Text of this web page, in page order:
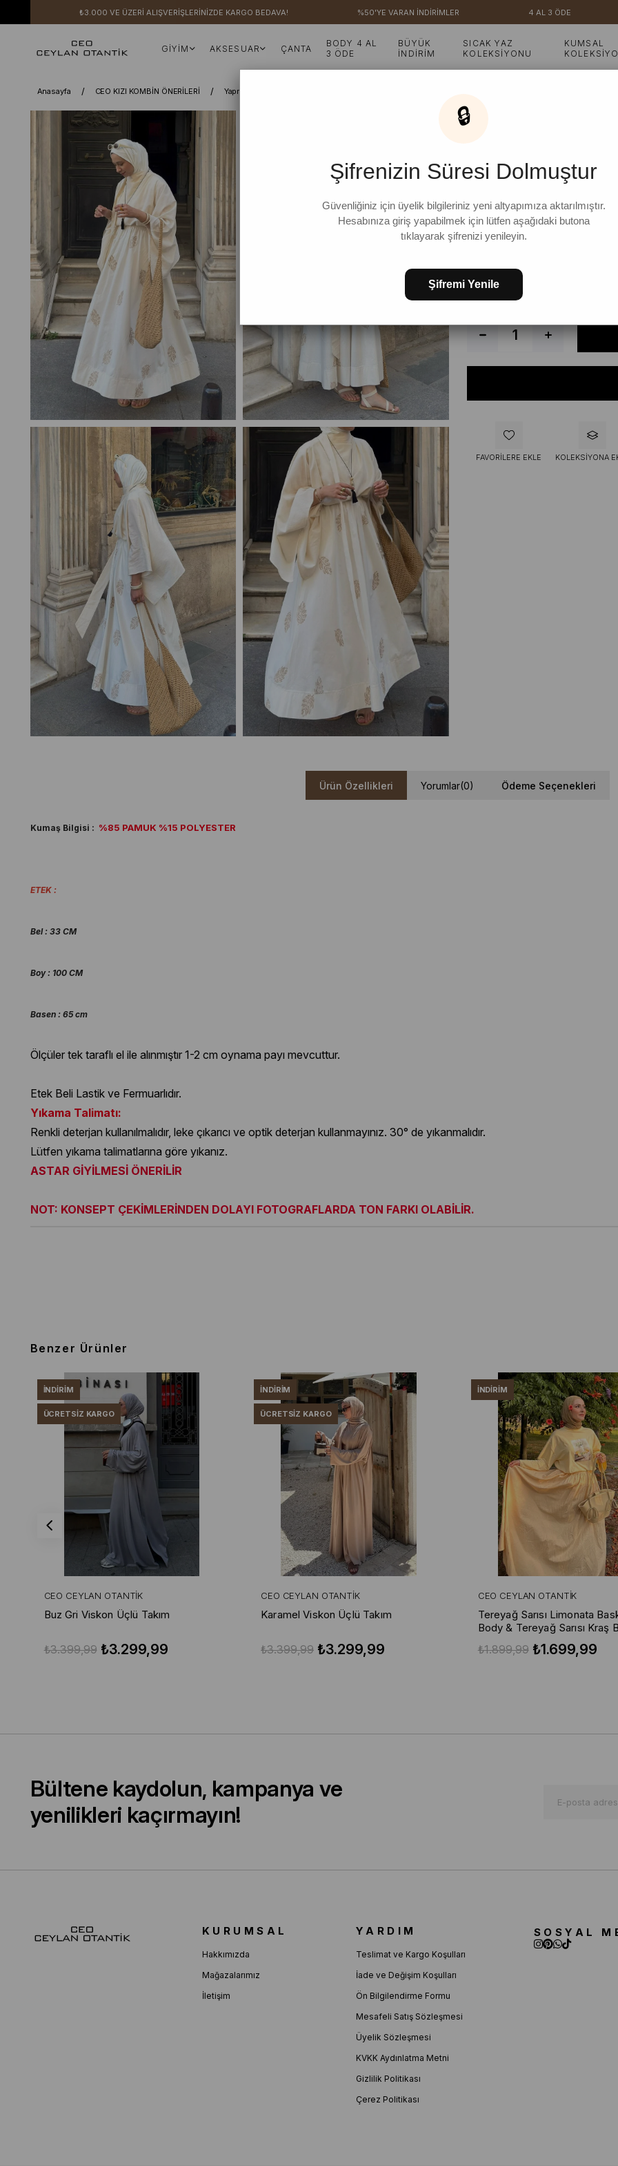
₺3.000 VE ÜZERİ ALIŞVERİŞLERİNİZDE KARGO BEDAVA! %50'YE VARAN İNDİRİMLER 4 AL 3 ÖDE
GİYİM AKSESUAR ÇANTA
BODY 4 AL
3 ÖDE
BÜYÜK
İNDİRİM
SICAK YAZ
KOLEKSİYONU
KUMSAL
Anasayfa CEO KIZI KOMBİN ÖNERİLERİ Yaprak Nakışlı Double Etek
Yaprak Nakışlı Double
%
10
₺2.099,99
STD
FAVORILERE EKLE KOLEKSIYONA
Ürün Özellikleri Yorumlar(0) Ödeme Seçenekleri
Kumaş Bilgisi : %85 PAMUK %15 POLYESTER
ETEK :
Bel : 33 CM
Boy : 100 CM
Basen : 65 cm
Ölçüler tek taraflı el ile alınmıştır 1-2 cm oynama payı mevcuttur.
Etek Beli Lastik ve Fermuarlıdır.
Yıkama Talimatı:
Renkli deterjan kullanılmalıdır, leke çıkarıcı ve optik deterjan kullanmayınız. 30° de yıkanmalıdır.
Lütfen yıkama talimatlarına göre yıkanız.
ASTAR GİYİLMESİ ÖNERİLİR
NOT: KONSEPT ÇEKİMLERİNDEN DOLAYI FOTOGRAFLARDA TON FARKI OLABİLİR.
Benzer Ürünler
CEO CEYLAN OTANTIK
Buz Gri Viskon Üçlü Takım
₺3.299,99
₺3.399,99
İNDIRIM
ÜCRETSIZ KARGO
CEO CEYLAN OTANTIK
Karamel Viskon Üçlü Takım
₺3.299,99
₺3.399,99
İNDIRIM
ÜCRETSIZ KARGO
CEO CEYLAN OTANTIK
Tereyağ Sarısı Limonata
Body & Tereyağ Sarısı Kraş
₺1.699,99
₺1.899,99
İNDIRIM
Bültene kaydolun, kampanya ve
yenilikleri kaçırmayın!
KURUMSAL
Hakkımızda
Mağazalarımız
İletişim
YARDIM
Teslimat ve Kargo Koşulları
İade ve Değişim Koşulları
Ön Bilgilendirme Formu
Mesafeli Satış Sözleşmesi
Üyelik Sözleşmesi
KVKK Aydınlatma Metni
Gizlilik Politikası
Çerez Politikası
SOSYAL
🔒
Şifrenizin Süresi Dolmuştur
Güvenliğiniz için üyelik bilgileriniz yeni altyapımıza aktarılmıştır.
Hesabınıza giriş yapabilmek için lütfen aşağıdaki butona
tıklayarak şifrenizi yenileyin.
Şifremi Yenile